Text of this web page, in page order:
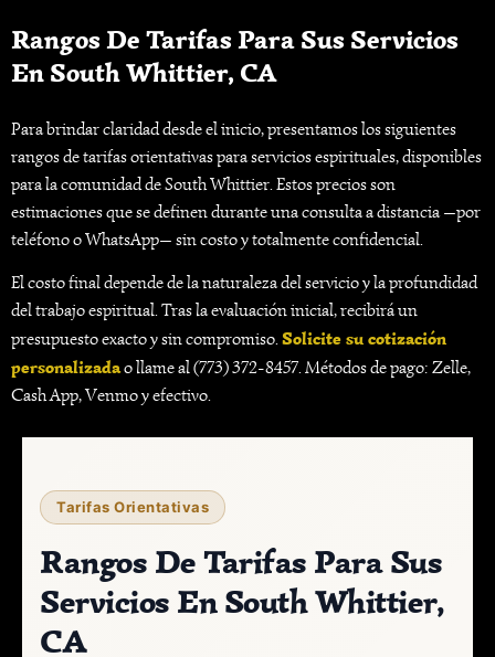
Rangos De Tarifas Para Sus Servicios
En South Whittier, CA
Para brindar claridad desde el inicio, presentamos los siguientes
rangos de tarifas orientativas para servicios espirituales, disponibles
para la comunidad de South Whittier. Estos precios son
estimaciones que se definen durante una consulta a distancia —por
teléfono o WhatsApp— sin costo y totalmente confidencial.
El costo final depende de la naturaleza del servicio y la profundidad
del trabajo espiritual. Tras la evaluación inicial, recibirá un
presupuesto exacto y sin compromiso.Solicite su cotización
personalizadao llame al (773) 372-8457. Métodos de pago: Zelle,
Cash App, Venmo y efectivo.
Tarifas Orientativas
Rangos De Tarifas Para Sus
Servicios En South Whittier,
CA